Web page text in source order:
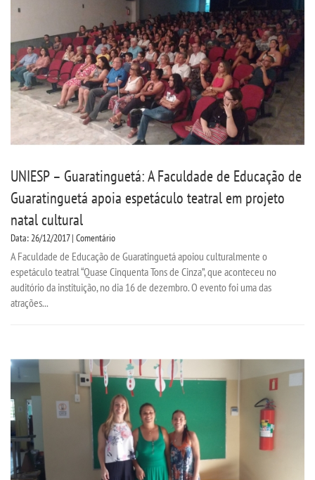
UNIESP – Guaratinguetá: A Faculdade de Educação de
Guaratinguetá apoia espetáculo teatral em projeto
natal cultural
Data: 26/12/2017 | Comentário
A Faculdade de Educação de Guaratinguetá apoiou culturalmente o
espetáculo teatral “Quase Cinquenta Tons de Cinza”, que aconteceu no
auditório da instituição, no dia 16 de dezembro. O evento foi uma das
atrações...